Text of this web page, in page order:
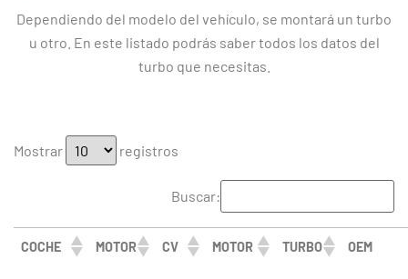
Dependiendo del modelo del vehículo, se montará un turbo
u otro. En este listado podrás saber todos los datos del
turbo que necesitas.
Mostrar registros
Buscar:
COCHE MOTOR CV MOTOR TURBO OEM